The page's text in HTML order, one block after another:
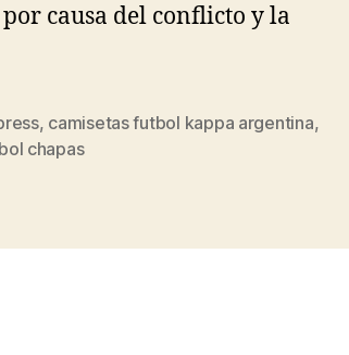
causa del conflicto y la
, camisetas futbol kappa argentina,
chapas